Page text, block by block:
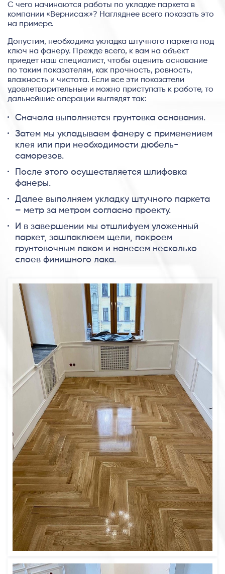
С чего начинаются работы по укладке паркета в
компании «Вернисаж»? Нагляднее всего показать это
на примере.
Допустим, необходима укладка штучного паркета под
ключ на фанеру. Прежде всего, к вам на объект
приедет наш специалист, чтобы оценить основание
по таким показателям, как прочность, ровность,
влажность и чистота. Если все эти показатели
удовлетворительные и можно приступать к работе, то
дальнейшие операции выглядят так:
Сначала выполняется грунтовка основания.
Затем мы укладываем фанеру с применением
клея или при необходимости дюбель-
саморезов.
После этого осуществляется шлифовка
фанеры.
Далее выполняем укладку штучного паркета
– метр за метром согласно проекту.
И в завершении мы отшлифуем уложенный
паркет, зашпаклюем щели, покроем
грунтовочным лаком и нанесем несколько
слоев финишного лака.